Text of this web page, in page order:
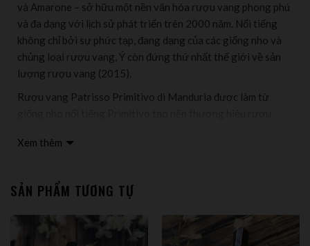
và Amarone – sở hữu một nền văn hóa rượu vang phong phú
và đa dạng với lịch sử phát triển trên 2000 năm. Nổi tiếng
không chỉ bởi sự phức tạp, đang dạng của các giống nho và
chủng loại rượu vang, Ý còn đứng thứ nhất thế giới về sản
lượng rượu vang (2015).
Rượu vang Patrisso Primitivo di Manduria được làm từ
dặn làm cho chất lượng rượu vô cùng thơm ngon và quyến
bên ngoài mà còn vẻ đẹp của hương vị bên trong.
Chai rượu vang Ý Patrisso Primitivo di Manduria có phong
cách riêng và cấu trúc rượu rõ ràng mạch lạc. Những khung
khởi vị và hậu vị được phân bố rõ ràng với khởi đầu mạnh mẽ
Xem thêm
SẢN PHẨM TƯƠNG TỰ